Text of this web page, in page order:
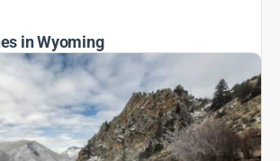
in Wyoming
de gevleugelde uitdrukking van de
van Wyoming, de enige echte Cowboy
rust, prachtige natuur en veel